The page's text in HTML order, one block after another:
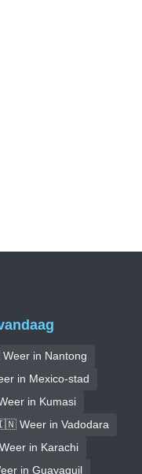
in Nantong
in Mexico-stad
in Kumasi
Weer in Vadodara
in Karachi
in Guayaquil